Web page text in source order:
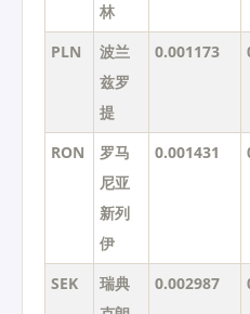
林
PLN
波兰
兹罗
提
0.001173
RON
罗马
尼亚
新列
伊
0.001431
SEK
瑞典
0.002987